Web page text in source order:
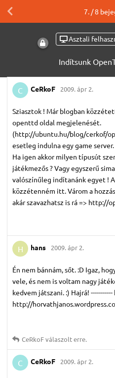
Asztali
Indítsunk
7. /8
C CeRkoF 2009. ápr 2.
Sziasztok ! Már blogban
openttd oldal megjelenését.
(http://ubuntu.hu/blog/cerkof/
esetleg indulna egy game
Ha igen akkor milyen típusút
játékmezős ? Vagy egyszerű
valószínűleg indítanánk egyet !
közzétenném itt. Várom a
akár szavazhatsz is rá => http://
H hans 2009. ápr 2.
Én nem bánnám, sőt. :D Igaz,
vele, és nem is voltam nagy
kedvem játszani. :) Hajrá! -----------
http://
CeRkoFválaszolt erre.
C CeRkoF 2009. ápr 2.